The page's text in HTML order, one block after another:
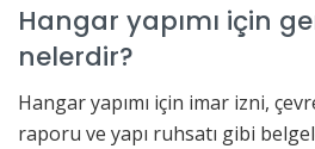
Hangar yapımı için
nelerdir?
Hangar yapımı için imar izni,
raporu ve yapı ruhsatı gibi